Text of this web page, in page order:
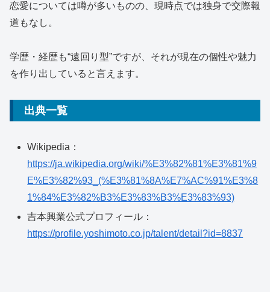
恋愛については噂が多いものの、現時点では独身で交際報
道もなし。
学歴・経歴も“遠回り型”ですが、それが現在の個性や魅力
を作り出していると言えます。
出典一覧
Wikipedia：
https://ja.wikipedia.org/wiki/%E3%82%81%E3%81%9
E%E3%82%93_(%E3%81%8A%E7%AC%91%E3%8
1%84%E3%82%B3%E3%83%B3%E3%83%93)
吉本興業公式プロフィール：
https://profile.yoshimoto.co.jp/talent/detail?id=8837